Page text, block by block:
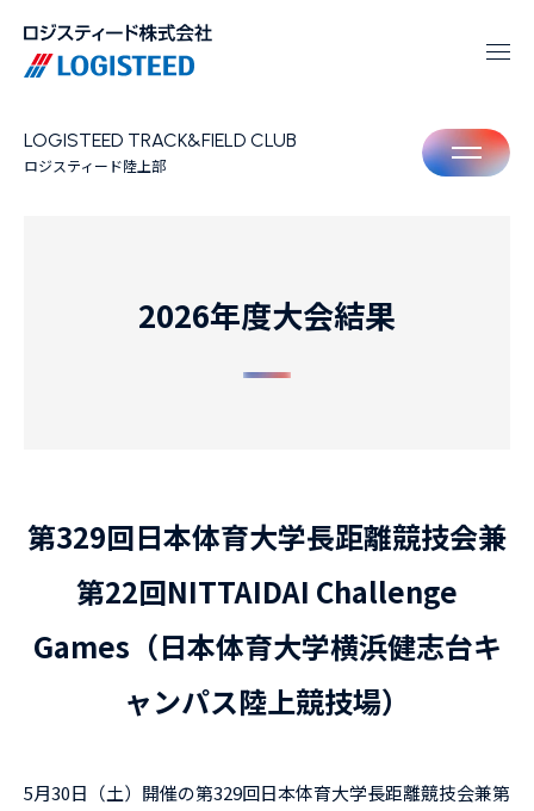
LOGISTEED TRACK&FIELD CLUB
ロジスティード陸上部
2026年度大会結果
第329回日本体育大学長距離競技会兼
第22回NITTAIDAI Challenge
Games（日本体育大学横浜健志台キ
ャンパス陸上競技場）
5月30日（土）開催の第329回日本体育大学長距離競技会兼第